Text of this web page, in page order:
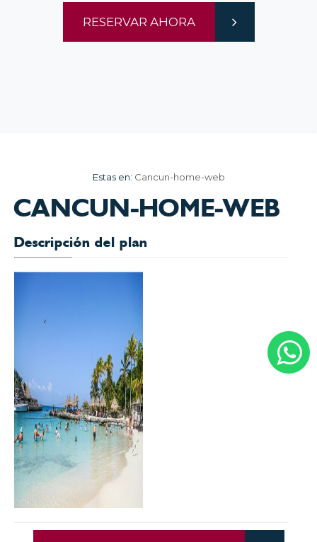
Estas en: Cancun-home-web
CANCUN-HOME-WEB
Descripción del plan
RESERVAR AHORA